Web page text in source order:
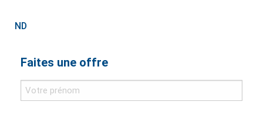
ND
Faites une offre